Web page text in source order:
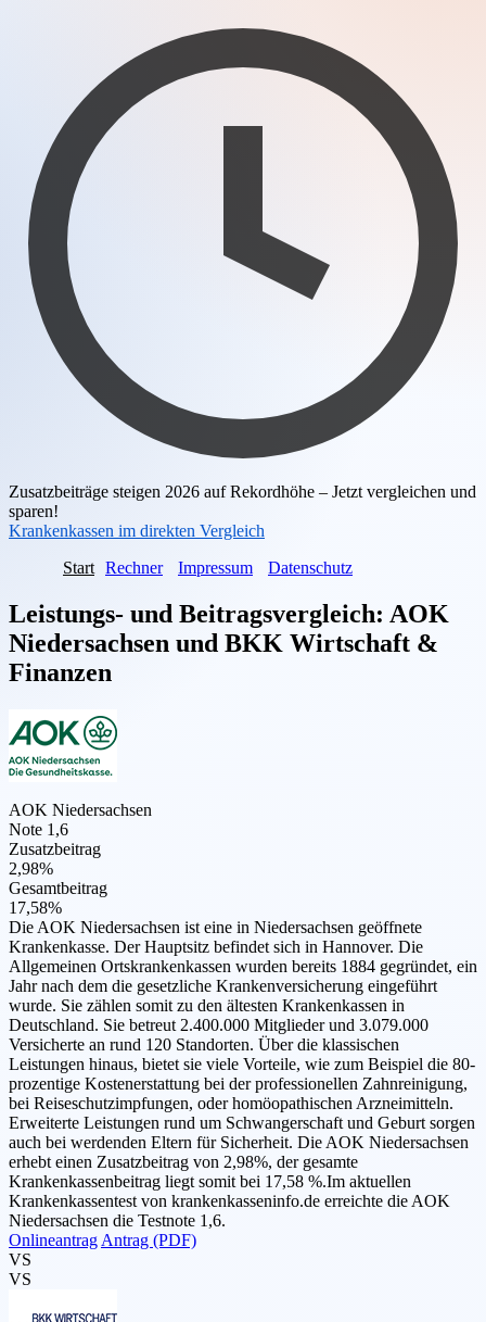
Zusatzbeiträge steigen 2026 auf Rekordhöhe – Jetzt vergleichen und
sparen!
Krankenkassen im direkten Vergleich
Start Rechner Impressum Datenschutz
Leistungs- und Beitragsvergleich: AOK
Niedersachsen und BKK Wirtschaft &
Finanzen
AOK Niedersachsen
Note 1,6
Zusatzbeitrag
2,98%
Gesamtbeitrag
17,58%
Die AOK Niedersachsen ist eine in Niedersachsen geöffnete
Krankenkasse. Der Hauptsitz befindet sich in Hannover. Die
Allgemeinen Ortskrankenkassen wurden bereits 1884 gegründet, ein
Jahr nach dem die gesetzliche Krankenversicherung eingeführt
wurde. Sie zählen somit zu den ältesten Krankenkassen in
Deutschland. Sie betreut 2.400.000 Mitglieder und 3.079.000
Versicherte an rund 120 Standorten. Über die klassischen
Leistungen hinaus, bietet sie viele Vorteile, wie zum Beispiel die 80-
prozentige Kostenerstattung bei der professionellen Zahnreinigung,
bei Reiseschutzimpfungen, oder homöopathischen Arzneimitteln.
Erweiterte Leistungen rund um Schwangerschaft und Geburt sorgen
auch bei werdenden Eltern für Sicherheit. Die AOK Niedersachsen
erhebt einen Zusatzbeitrag von 2,98%, der gesamte
Krankenkassenbeitrag liegt somit bei 17,58 %.Im aktuellen
Krankenkassentest von krankenkasseninfo.de erreichte die AOK
Niedersachsen die Testnote 1,6.
Onlineantrag Antrag (PDF)
VS
VS